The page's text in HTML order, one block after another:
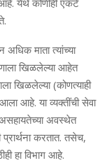
आहे. येथे कोणीही एकटे
अधिक माता त्यांच्या
खिळलेल्या आहेत
खिळलेल्या (कोणत्याही
आहे. या व्यक्तींची सेवा
अवस्थेत
करतात. तसेच,
हा विभाग आहे.